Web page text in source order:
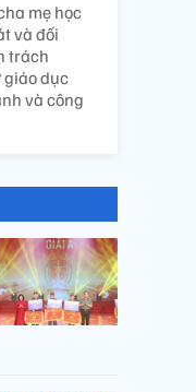
mẹ học
và đối
trách
giáo dục
và công